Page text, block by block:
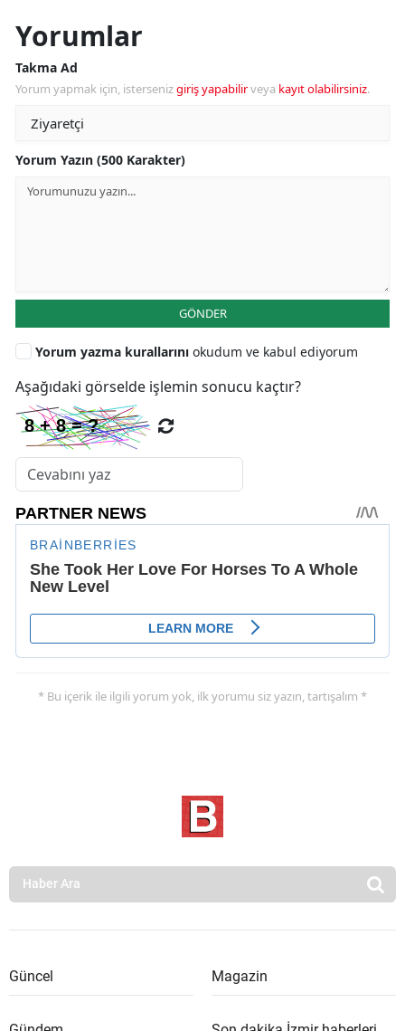
Yorumlar
Takma Ad
Yorum yapmak için, istersenizgiriş yapabilirveya kayıt olabilirsiniz.
Yorum Yazın (500 Karakter)
GÖNDER
Yorum yazma kurallarını okudum ve kabul ediyorum
Aşağıdaki görselde işlemin sonucu kaçtır?
* Bu içerik ile ilgili yorum yok, ilk yorumu siz yazın, tartışalım *
Güncel Magazin